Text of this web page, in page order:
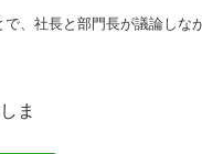
、社長と部門長が議論しな
ま